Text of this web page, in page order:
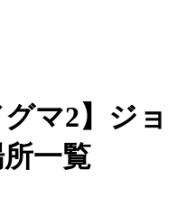
マ2】ジョ
一覧